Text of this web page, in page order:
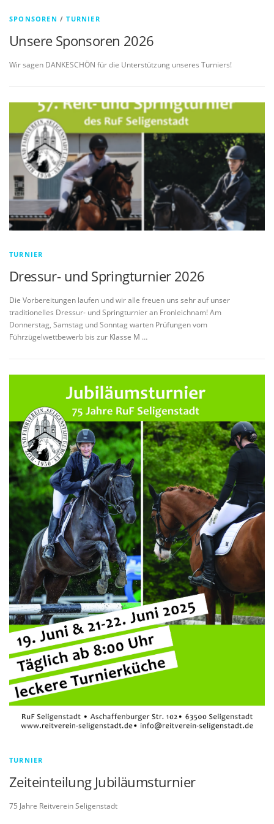
SPONSOREN /TURNIER
Unsere Sponsoren 2026
Wir sagen DANKESCHÖN für die Unterstützung unseres Turniers!
TURNIER
Dressur- und Springturnier 2026
Die Vorbereitungen laufen und wir alle freuen uns sehr auf unser
traditionelles Dressur- und Springturnier an Fronleichnam! Am
Donnerstag, Samstag und Sonntag warten Prüfungen vom
Führzügelwettbewerb bis zur Klasse M …
TURNIER
Zeiteinteilung Jubiläumsturnier
75 Jahre Reitverein Seligenstadt